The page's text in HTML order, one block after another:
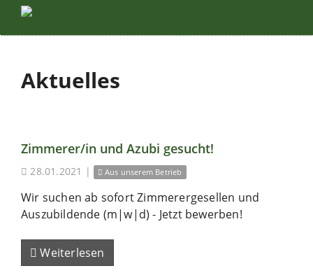
Aktuelles
Zimmerer/in und Azubi gesucht!
28.01.2021 | Aus unserem Betrieb
Wir suchen ab sofort Zimmerergesellen und
Auszubildende (m|w|d) - Jetzt bewerben!
Weiterlesen